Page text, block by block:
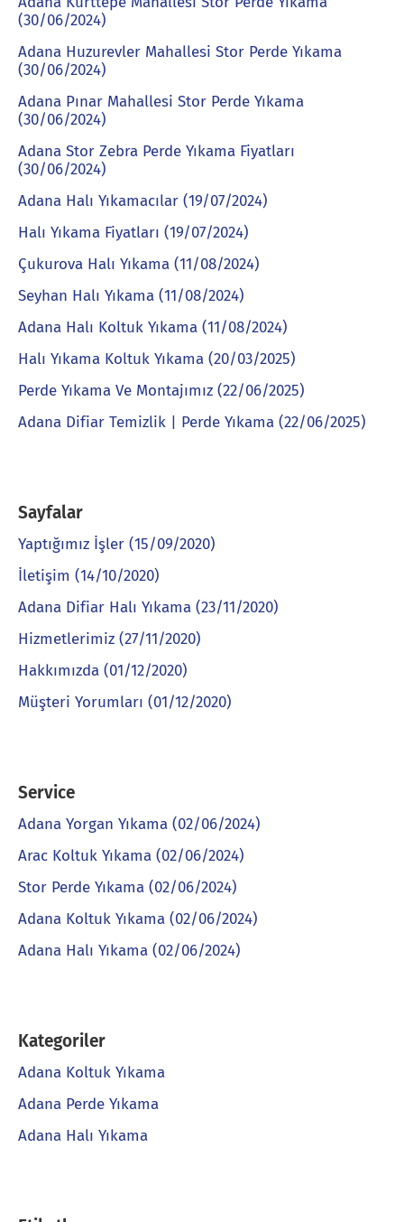
(30/06/2024)
Adana Huzurevler Mahallesi Stor Perde Yıkama
(30/06/2024)
Adana Pınar Mahallesi Stor Perde Yıkama
(30/06/2024)
Adana Stor Zebra Perde Yıkama Fiyatları
(30/06/2024)
Adana Halı Yıkamacılar (19/07/2024)
Halı Yıkama Fiyatları (19/07/2024)
Çukurova Halı Yıkama (11/08/2024)
Seyhan Halı Yıkama (11/08/2024)
Adana Halı Koltuk Yıkama (11/08/2024)
Halı Yıkama Koltuk Yıkama (20/03/2025)
Perde Yıkama Ve Montajımız (22/06/2025)
Adana Difiar Temizlik | Perde Yıkama (22/06/2025)
Sayfalar
Yaptığımız İşler (15/09/2020)
İletişim (14/10/2020)
Adana Difiar Halı Yıkama (23/11/2020)
Hizmetlerimiz (27/11/2020)
Hakkımızda (01/12/2020)
Müşteri Yorumları (01/12/2020)
Service
Adana Yorgan Yıkama (02/06/2024)
Arac Koltuk Yıkama (02/06/2024)
Stor Perde Yıkama (02/06/2024)
Adana Koltuk Yıkama (02/06/2024)
Adana Halı Yıkama (02/06/2024)
Kategoriler
Adana Koltuk Yıkama
Adana Perde Yıkama
Adana Halı Yıkama